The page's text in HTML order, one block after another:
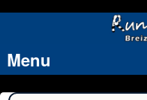
Menu